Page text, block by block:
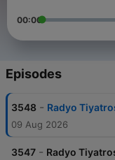
00:00
Episodes
3548 - Radyo
09 Aug 2026
3547 - Radyo